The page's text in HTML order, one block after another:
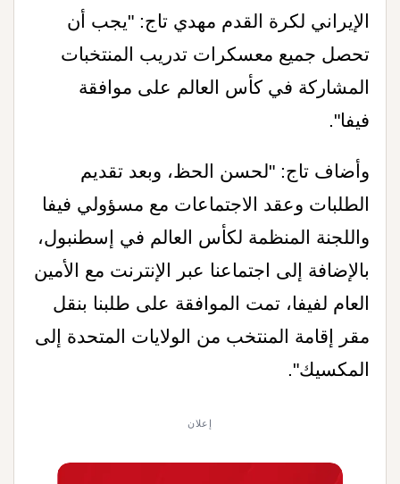
الإيراني لكرة القدم مهدي تاج: "يجب أن
تحصل جميع معسكرات تدريب المنتخبات
المشاركة في كأس العالم على موافقة
فيفا".
وأضاف تاج: "لحسن الحظ، وبعد تقديم
الطلبات وعقد الاجتماعات مع مسؤولي فيفا
واللجنة المنظمة لكأس العالم في إسطنبول،
بالإضافة إلى اجتماعنا عبر الإنترنت مع الأمين
العام لفيفا، تمت الموافقة على طلبنا بنقل
مقر إقامة المنتخب من الولايات المتحدة إلى
المكسيك".
إعلان